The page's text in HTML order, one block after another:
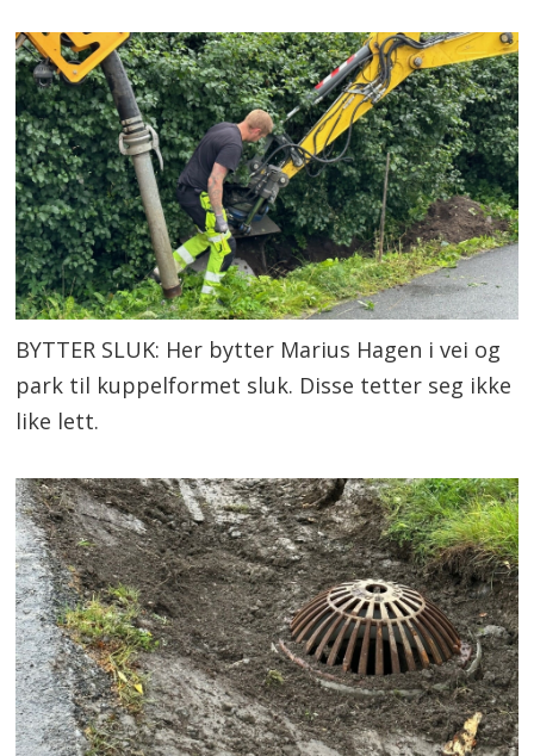
BYTTER SLUK: Her bytter Marius Hagen i vei og
park til kuppelformet sluk. Disse tetter seg ikke
like lett.